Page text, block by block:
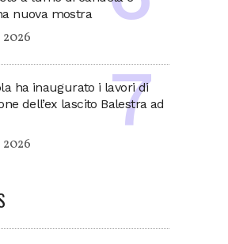
nuova mostra
ha inaugurato i lavori di
dell’ex lascito Balestra ad